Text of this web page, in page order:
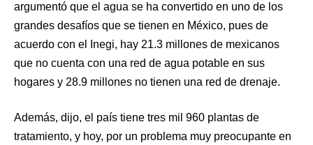
argumentó que el agua se ha convertido en uno de los
grandes desafíos que se tienen en México, pues de
acuerdo con el Inegi, hay 21.3 millones de mexicanos
que no cuenta con una red de agua potable en sus
hogares y 28.9 millones no tienen una red de drenaje.
Además, dijo, el país tiene tres mil 960 plantas de
tratamiento, y hoy, por un problema muy preocupante en